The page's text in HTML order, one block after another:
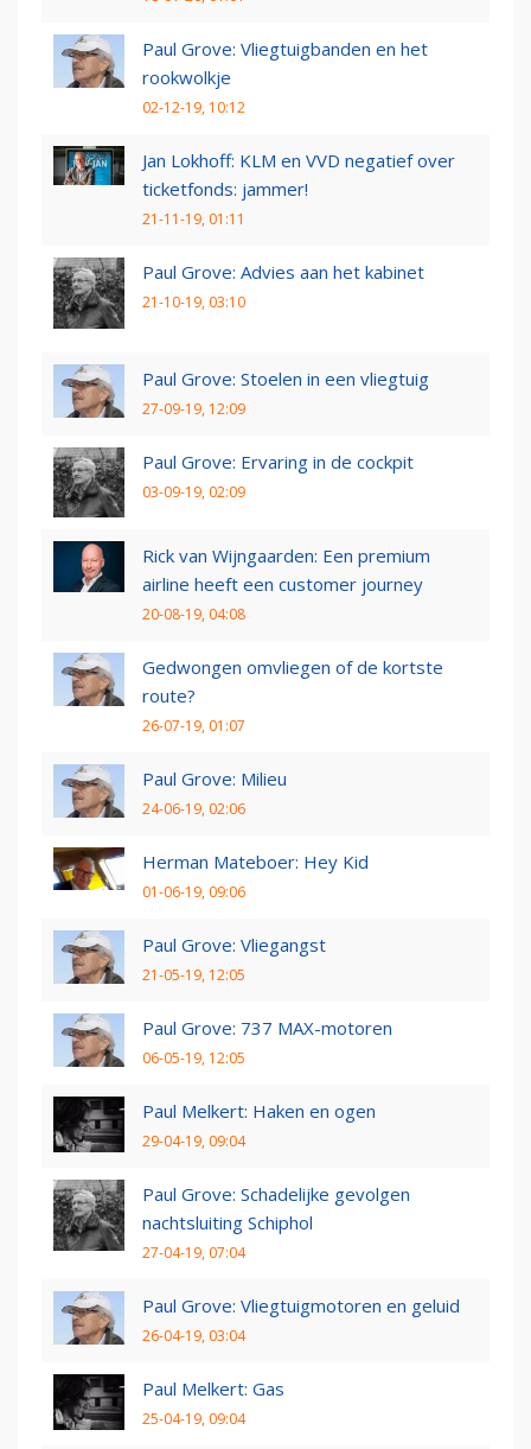
Paul Grove: Vliegtuigbanden en het
rookwolkje
02-12-19, 10:12
Jan Lokhoff: KLM en VVD negatief over
ticketfonds: jammer!
21-11-19, 01:11
Paul Grove: Advies aan het kabinet
21-10-19, 03:10
Paul Grove: Stoelen in een vliegtuig
27-09-19, 12:09
Paul Grove: Ervaring in de cockpit
03-09-19, 02:09
Rick van Wijngaarden: Een premium
airline heeft een customer journey
20-08-19, 04:08
Gedwongen omvliegen of de kortste
route?
26-07-19, 01:07
Paul Grove: Milieu
24-06-19, 02:06
Herman Mateboer: Hey Kid
01-06-19, 09:06
Paul Grove: Vliegangst
21-05-19, 12:05
Paul Grove: 737 MAX-motoren
06-05-19, 12:05
Paul Melkert: Haken en ogen
29-04-19, 09:04
Paul Grove: Schadelijke gevolgen
nachtsluiting Schiphol
27-04-19, 07:04
Paul Grove: Vliegtuigmotoren en geluid
26-04-19, 03:04
Paul Melkert: Gas
25-04-19, 09:04